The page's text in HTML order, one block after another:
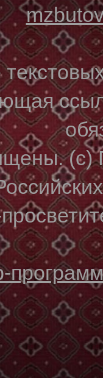
(с)